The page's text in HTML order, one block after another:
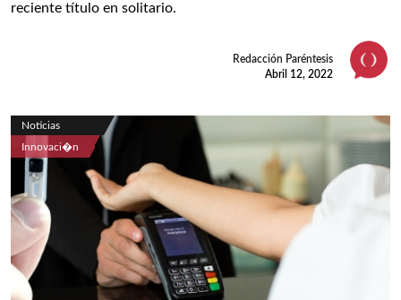
reciente título en solitario.
Redacción Paréntesis
Abril 12, 2022
Noticias
Innovaci�n